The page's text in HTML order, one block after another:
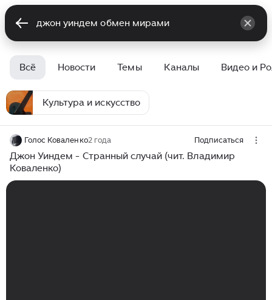
Всё Новости Темы Каналы Видео и
Культура и искусство
Голос Коваленко2 года Подписаться
Джон Уиндем - Странный случай (чит. Владимир
Коваленко)